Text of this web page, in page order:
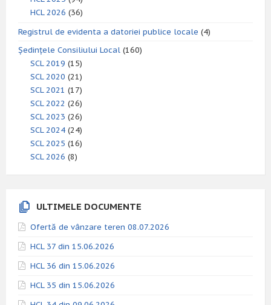
HCL 2026 (36)
Registrul de evidenta a datoriei publice locale (4)
Ședințele Consiliului Local (160)
SCL 2019 (15)
SCL 2020 (21)
SCL 2021 (17)
SCL 2022 (26)
SCL 2023 (26)
SCL 2024 (24)
SCL 2025 (16)
SCL 2026 (8)
ULTIMELE DOCUMENTE
Ofertă de vânzare teren 08.07.2026
HCL 37 din 15.06.2026
HCL 36 din 15.06.2026
HCL 35 din 15.06.2026